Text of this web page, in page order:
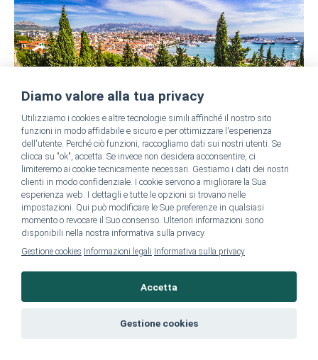
Se vi trovate in Croazia, non potete perdervi il magnifico
Palazzo di Dioclezianoa Spalato. Questopatrimonio
dell’umanità dell’UNESCOè stato costruito oltre 1.700 anni fa
e costituisce il centro storico di Spalato. Passeggiando per le
strette vie del palazzo, potrete percepire la vibrante storia del
Diamo valore alla tua privacy
Utilizziamo i cookies e altre tecnologie simili affinché il nostro sito
funzioni in modo affidabile e sicuro e per ottimizzare l'esperienza
dell'utente. Perché ciò funzioni, raccogliamo dati sui nostri utenti. Se
clicca su "ok", accetta. Se invece non desidera acconsentire, ci
limiteremo ai cookie tecnicamente necessari. Gestiamo i dati dei nostri
clienti in modo confidenziale. I cookie servono a migliorare la Sua
esperienza web. I dettagli e tutte le opzioni si trovano nelle
impostazioni. Qui può modificare le Sue preferenze in qualsiasi
momento o revocare il Suo consenso. Ulteriori informazioni sono
disponibili nella nostra informativa sulla privacy.
Gestione cookies Informazioni legali Informativa sulla privacy
Accetta
Gestione cookies